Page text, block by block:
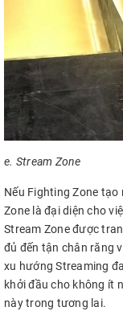
e. Stream Zone
Nếu Fighting Zone
Zone là đại diện cho
Stream Zone được
đủ đến tận chân răng
xu hướng Streaming
khởi đầu cho không ít
này trong tương lai.